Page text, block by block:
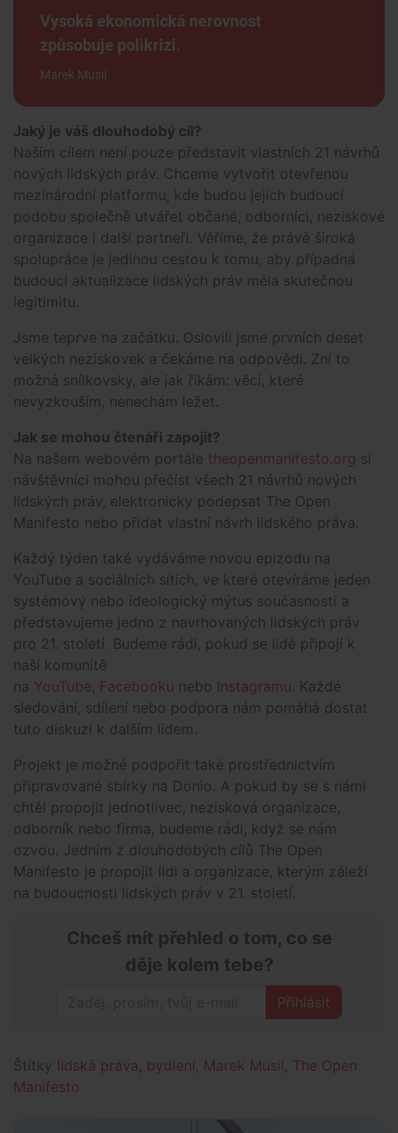
Vysoká ekonomická nerovnost
způsobuje polikrizi.
Marek Musil
Jaký je váš dlouhodobý cíl?
Naším cílem není pouze představit vlastních 21 návrhů
nových lidských práv. Chceme vytvořit otevřenou
mezinárodní platformu, kde budou jejich budoucí
podobu společně utvářet občané, odborníci, neziskové
organizace i další partneři. Věříme, že právě široká
spolupráce je jedinou cestou k tomu, aby případná
budoucí aktualizace lidských práv měla skutečnou
legitimitu.
Jsme teprve na začátku. Oslovili jsme prvních deset
velkých neziskovek a čekáme na odpovědi. Zní to
možná snílkovsky, ale jak říkám: věci, které
nevyzkouším, nenechám ležet.
Jak se mohou čtenáři zapojit?
Na našem webovém portále theopenmanifesto.org si
návštěvníci mohou přečíst všech 21 návrhů nových
lidských práv, elektronicky podepsat The Open
Manifesto nebo přidat vlastní návrh lidského práva.
Každý týden také vydáváme novou epizodu na
YouTube a sociálních sítích, ve které otevíráme jeden
systémový nebo ideologický mýtus současnosti a
představujeme jedno z navrhovaných lidských práv
pro 21. století. Budeme rádi, pokud se lidé připojí k
naší komunitě
na YouTube, Facebooku nebo Instagramu. Každé
sledování, sdílení nebo podpora nám pomáhá dostat
tuto diskuzi k dalším lidem.
Projekt je možné podpořit také prostřednictvím
připravované sbírky na Donio. A pokud by se s námi
chtěl propojit jednotlivec, nezisková organizace,
odborník nebo firma, budeme rádi, když se nám
ozvou. Jedním z dlouhodobých cílů The Open
Manifesto je propojit lidi a organizace, kterým záleží
na budoucnosti lidských práv v 21. století.
Chceš mít přehled o tom, co se
děje kolem tebe?
Přihlásit
Štítky lidská práva, bydlení, Marek Musil , The Open
Manifesto